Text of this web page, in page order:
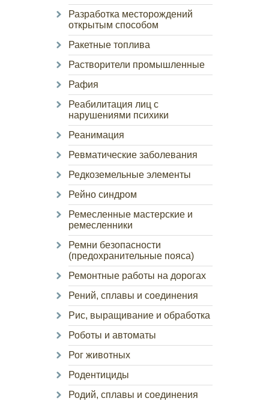
Разработка месторождений
открытым способом
Ракетные топлива
Растворители промышленные
Рафия
Реабилитация лиц с
нарушениями психики
Реанимация
Ревматические заболевания
Редкоземельные элементы
Рейно синдром
Ремесленные мастерские и
ремесленники
Ремни безопасности
(предохранительные пояса)
Ремонтные работы на дорогах
Рений, сплавы и соединения
Рис, выращивание и обработка
Роботы и автоматы
Рог животных
Родентициды
Родий, сплавы и соединения